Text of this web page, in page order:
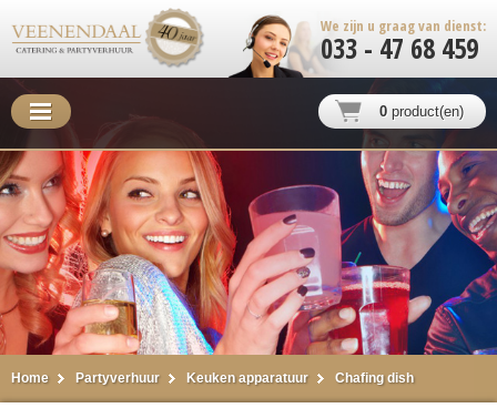
We zijn u graag van dienst:
033 - 47 68 459
0 product(en)
Home Partyverhuur Keuken apparatuur Chafing dish